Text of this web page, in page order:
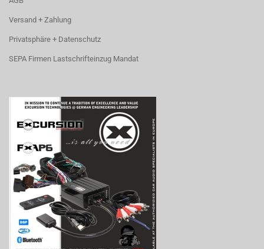
Versand + Zahlung
Privatsphäre + Datenschutz
SEPA Firmen Lastschrifteinzug Mandat